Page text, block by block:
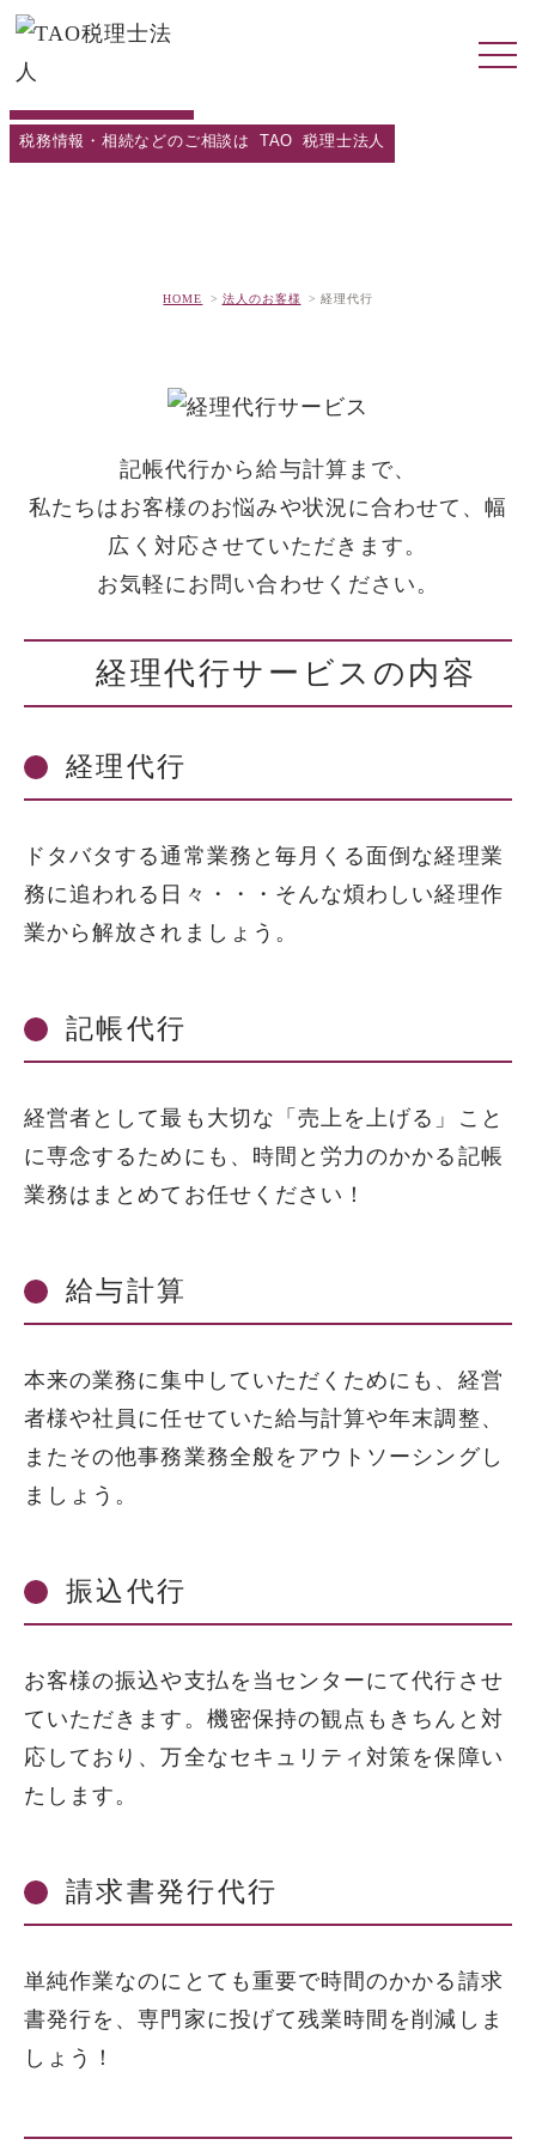
税務情報・相続などのご相談は TAO 税理士法人
HOME 法人のお客様 経理代行
記帳代行から給与計算まで、
私たちはお客様のお悩みや状況に合わせて、幅
広く対応させていただきます。
お気軽にお問い合わせください。
経理代行サービスの内容
経理代行
ドタバタする通常業務と毎月くる面倒な経理業
務に追われる日々・・・そんな煩わしい経理作
業から解放されましょう。
記帳代行
経営者として最も大切な「売上を上げる」こと
に専念するためにも、時間と労力のかかる記帳
業務はまとめてお任せください！
給与計算
本来の業務に集中していただくためにも、経営
者様や社員に任せていた給与計算や年末調整、
またその他事務業務全般をアウトソーシングし
ましょう。
振込代行
お客様の振込や支払を当センターにて代行させ
ていただきます。機密保持の観点もきちんと対
応しており、万全なセキュリティ対策を保障い
たします。
請求書発行代行
単純作業なのにとても重要で時間のかかる請求
書発行を、専門家に投げて残業時間を削減しま
しょう！